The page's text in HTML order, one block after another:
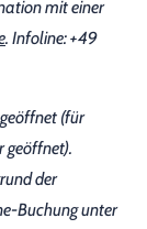
mit einer
. Infoline: +49
(für
geöffnet).
der
Buchung unter